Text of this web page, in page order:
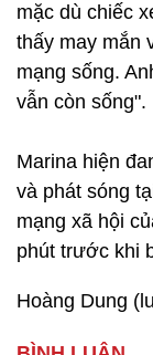
mặc dù chiếc
thấy may mắn
mạng sống.
vẫn còn sống".
Marina hiện
và phát sóng
mạng xã hội
phút trước khi
Hoàng Dung